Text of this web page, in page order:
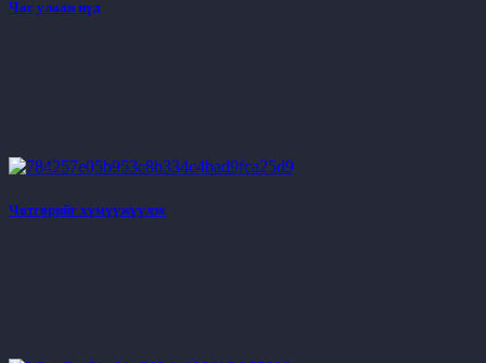
Час улаан нүд
Чөтгөрийг хүмүүжүүлэх